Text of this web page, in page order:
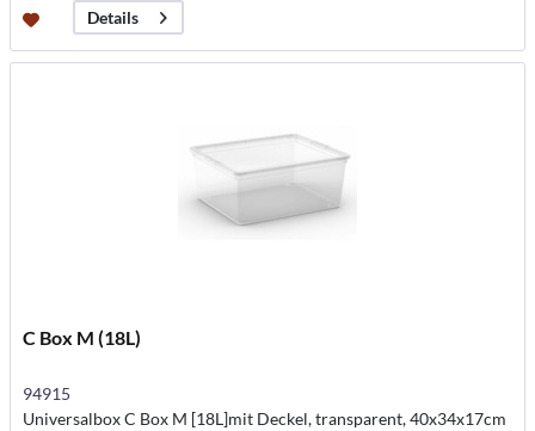
Details
C Box M (18L)
94915
Universalbox C Box M [18L]mit Deckel, transparent, 40x34x17cm